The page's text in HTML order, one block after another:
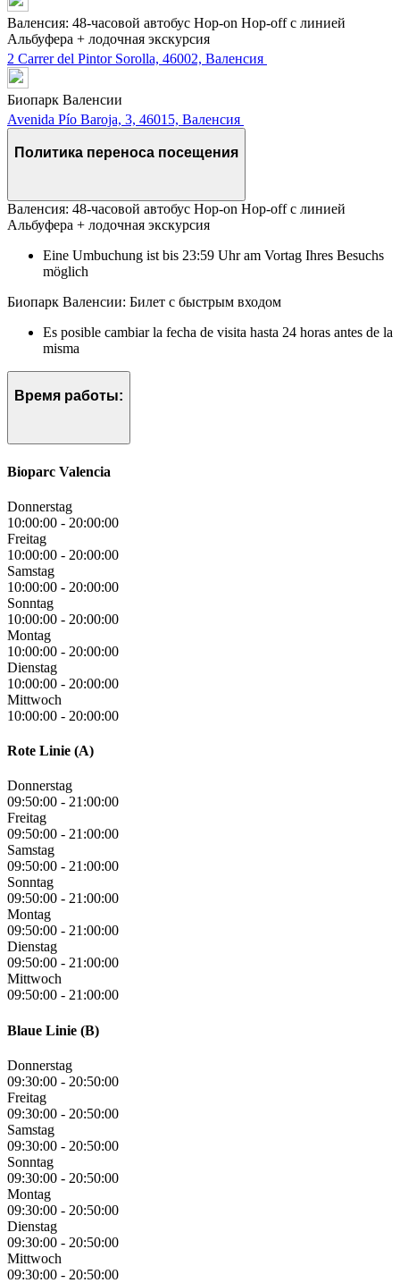
Валенсия: 48-часовой автобус Hop-on Hop-off с линией
Альбуфера + лодочная экскурсия
2 Carrer del Pintor Sorolla, 46002, Валенсия
Биопарк Валенсии
Avenida Pío Baroja, 3, 46015, Валенсия
Политика переноса посещения
Валенсия: 48-часовой автобус Hop-on Hop-off с линией
Альбуфера + лодочная экскурсия
Eine Umbuchung ist bis 23:59 Uhr am Vortag Ihres Besuchs
möglich
Биопарк Валенсии: Билет с быстрым входом
Es posible cambiar la fecha de visita hasta 24 horas antes de la
misma
Время работы:
Bioparc Valencia
Donnerstag
10:00:00 - 20:00:00
Freitag
10:00:00 - 20:00:00
Samstag
10:00:00 - 20:00:00
Sonntag
10:00:00 - 20:00:00
Montag
10:00:00 - 20:00:00
Dienstag
10:00:00 - 20:00:00
Mittwoch
10:00:00 - 20:00:00
Rote Linie (A)
Donnerstag
09:50:00 - 21:00:00
Freitag
09:50:00 - 21:00:00
Samstag
09:50:00 - 21:00:00
Sonntag
09:50:00 - 21:00:00
Montag
09:50:00 - 21:00:00
Dienstag
09:50:00 - 21:00:00
Mittwoch
09:50:00 - 21:00:00
Blaue Linie (B)
Donnerstag
09:30:00 - 20:50:00
Freitag
09:30:00 - 20:50:00
Samstag
09:30:00 - 20:50:00
Sonntag
09:30:00 - 20:50:00
Montag
09:30:00 - 20:50:00
Dienstag
09:30:00 - 20:50:00
Mittwoch
09:30:00 - 20:50:00